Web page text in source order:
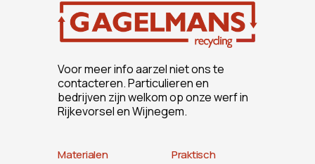
Voor meer info aarzel niet ons te
contacteren. Particulieren en
bedrijven zijn welkom op onze werf in
Rijkevorsel en Wijnegem.
Materialen Praktisch